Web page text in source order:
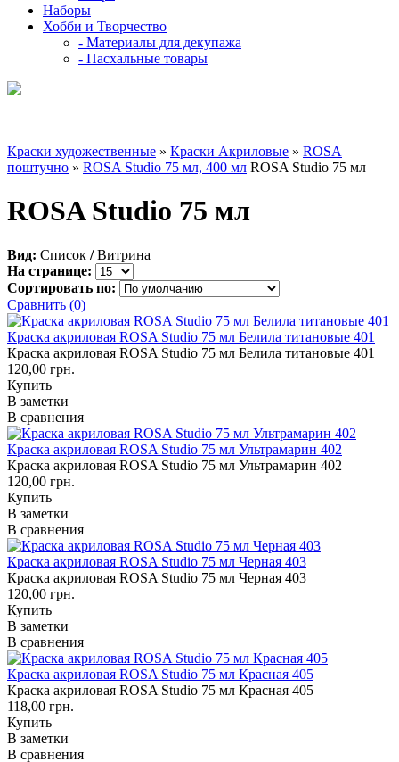
Наборы
Хобби и Творчество
- Материалы для декупажа
- Пасхальные товары
Краски художественные » Краски Акриловые » ROSA
поштучно » ROSA Studio 75 мл, 400 мл ROSA Studio 75 мл
ROSA Studio 75 мл
Вид: Список / Витрина
На странице:
Сортировать по:
Сравнить (0)
Краска акриловая ROSA Studio 75 мл Белила титановые 401
Краска акриловая ROSA Studio 75 мл Белила титановые 401
120,00 грн.
Купить
В заметки
В сравнения
Краска акриловая ROSA Studio 75 мл Ультрамарин 402
Краска акриловая ROSA Studio 75 мл Ультрамарин 402
120,00 грн.
Купить
В заметки
В сравнения
Краска акриловая ROSA Studio 75 мл Черная 403
Краска акриловая ROSA Studio 75 мл Черная 403
120,00 грн.
Купить
В заметки
В сравнения
Краска акриловая ROSA Studio 75 мл Красная 405
Краска акриловая ROSA Studio 75 мл Красная 405
118,00 грн.
Купить
В заметки
В сравнения